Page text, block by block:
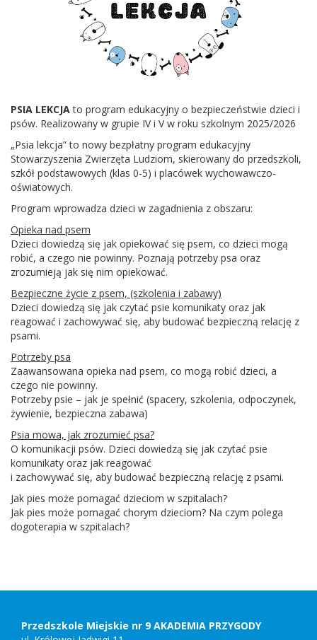
PSIA LEKCJAto program edukacyjny o bezpieczeństwie dzieci i
psów. Realizowany w grupie IV i V w roku szkolnym 2025/2026
„Psia lekcja” to nowy bezpłatny program edukacyjny
Stowarzyszenia Zwierzęta Ludziom, skierowany do przedszkoli,
szkół podstawowych (klas 0-5) i placówek wychowawczo-
oświatowych.
Program wprowadza dzieci w zagadnienia z obszaru:
Opieka nad psem
Dzieci dowiedzą się jak opiekować się psem, co dzieci mogą
robić, a czego nie powinny. Poznają potrzeby psa oraz
zrozumieją jak się nim opiekować.
Bezpieczne życie z psem, (szkolenia i zabawy)
Dzieci dowiedzą się jak czytać psie komunikaty oraz jak
reagować i zachowywać się, aby budować bezpieczną relację z
psami.
Potrzeby psa
Zaawansowana opieka nad psem, co mogą robić dzieci, a
czego nie powinny.
Potrzeby psie – jak je spełnić (spacery, szkolenia, odpoczynek,
żywienie, bezpieczna zabawa)
Psia mowa, jak zrozumieć psa?
O komunikacji psów. Dzieci dowiedzą się jak czytać psie
komunikaty oraz jak reagować
i zachowywać się, aby budować bezpieczną relację z psami.
Jak pies może pomagać dzieciom w szpitalach?
Jak pies może pomagać chorym dzieciom? Na czym polega
dogoterapia w szpitalach?
Adres
kontakt
Przedszkole Miejskie nr 9 AKADEMIA PRZYGODY